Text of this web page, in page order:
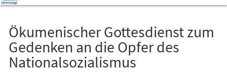
Ökumenischer Gottesdienst zum
Gedenken an die Opfer des
Nationalsozialismus